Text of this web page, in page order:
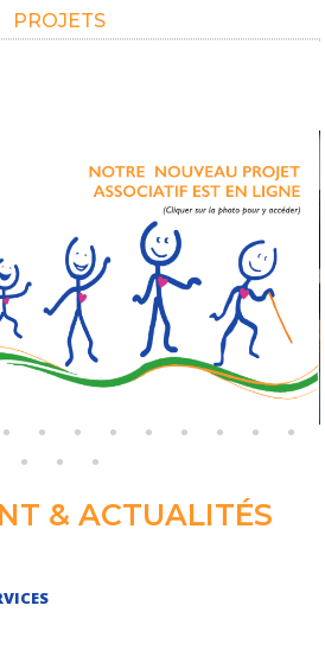
PROJETS
& ACTUALITÉS